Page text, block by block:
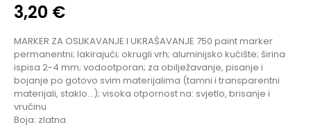
3,20 €
MARKER ZA OSLIKAVANJE I UKRAŠAVANJE 750 paint marker
permanentni; lakirajući; okrugli vrh; aluminijsko kućište; širina
ispisa 2-4 mm; vodootporan; za obilježavanje, pisanje i
bojanje po gotovo svim materijalima (tamni i transparentni
materijali, staklo…); visoka otpornost na: svjetlo, brisanje i
vrućinu
Boja: zlatna